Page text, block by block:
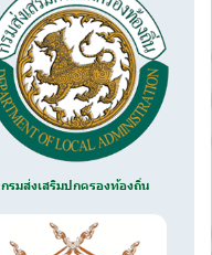
กรมส่งเสริมปกครองท้องถิ่น